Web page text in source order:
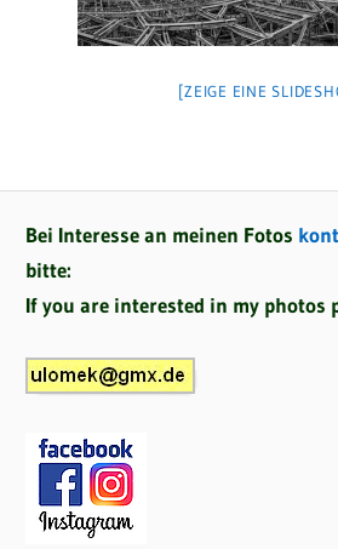
[ZEIGE EINE
Bei Interesse an meinen Fotos
bitte:
If you are interested in my photos